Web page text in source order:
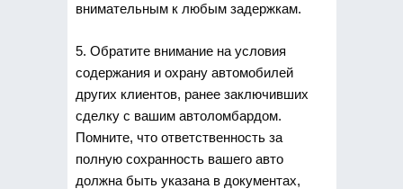
внимательным к любым задержкам.
5. Обратите внимание на условия
содержания и охрану автомобилей
других клиентов, ранее заключивших
сделку с вашим автоломбардом.
Помните, что ответственность за
полную сохранность вашего авто
должна быть указана в документах,